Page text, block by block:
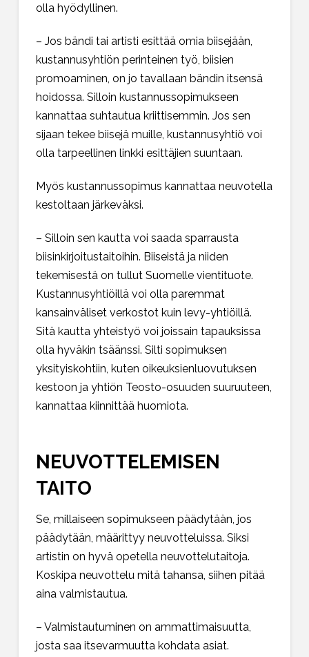
olla hyödyllinen.
– Jos bändi tai artisti esittää omia biisejään,
kustannusyhtiön perinteinen työ, biisien
promoaminen, on jo tavallaan bändin itsensä
hoidossa. Silloin kustannussopimukseen
kannattaa suhtautua kriittisemmin. Jos sen
sijaan tekee biisejä muille, kustannusyhtiö voi
olla tarpeellinen linkki esittäjien suuntaan.
Myös kustannussopimus kannattaa neuvotella
kestoltaan järkeväksi.
– Silloin sen kautta voi saada sparrausta
biisinkirjoitustaitoihin. Biiseistä ja niiden
tekemisestä on tullut Suomelle vientituote.
Kustannusyhtiöillä voi olla paremmat
kansainväliset verkostot kuin levy-yhtiöillä.
Sitä kautta yhteistyö voi joissain tapauksissa
olla hyväkin tsäänssi. Silti sopimuksen
yksityiskohtiin, kuten oikeuksienluovutuksen
kestoon ja yhtiön Teosto-osuuden suuruuteen,
kannattaa kiinnittää huomiota.
NEUVOTTELEMISEN
TAITO
Se, millaiseen sopimukseen päädytään, jos
päädytään, määrittyy neuvotteluissa. Siksi
artistin on hyvä opetella neuvottelutaitoja.
Koskipa neuvottelu mitä tahansa, siihen pitää
aina valmistautua.
– Valmistautuminen on ammattimaisuutta,
josta saa itsevarmuutta kohdata asiat.